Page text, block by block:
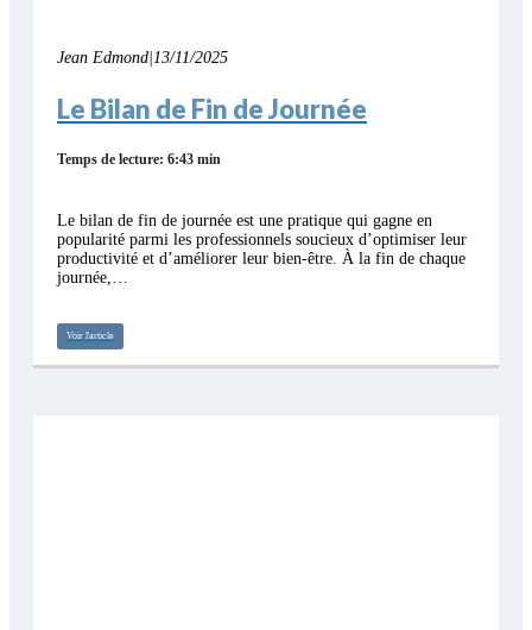
Jean Edmond 13/11/2025
Le Bilan de Fin de Journée
Temps de lecture: 6:43 min
Le bilan de fin de journée est une pratique qui gagne en
popularité parmi les professionnels soucieux d’optimiser leur
productivité et d’améliorer leur bien-être. À la fin de chaque
journée,…
Voir l'article